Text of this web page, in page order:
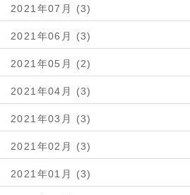
2021年07月 (3)
2021年06月 (3)
2021年05月 (2)
2021年04月 (3)
2021年03月 (3)
2021年02月 (3)
2021年01月 (3)